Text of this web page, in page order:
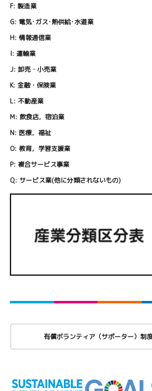
F: 製造業
G: 電気･ガス･熱供給･水道業
H: 情報通信業
I: 運輸業
J: 卸売・小売業
K: 金融・保険業
L: 不動産業
M: 飲食店，宿泊業
N: 医療，福祉
O: 教育，学習支援業
P: 複合サービス事業
Q: サービス業(他に分類されないもの)
有償ボランティア（サポーター）制